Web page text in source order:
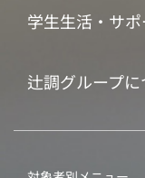
学生生活・サポ
辻調グループに